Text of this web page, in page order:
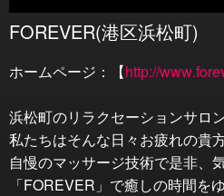
FOREVER(港区浜松町)
ホームページ：【http://
浜松町のリラクセーションサロ
私たちはそんな日々お疲れの貴
自慢のマッサージ技術で是非、
「FOREVER」で癒しの時間を